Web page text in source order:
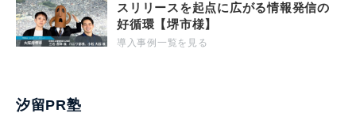
スリリースを起点に広がる情報発信の
好循環【堺市様】
導入事例一覧を見る
汐留PR塾